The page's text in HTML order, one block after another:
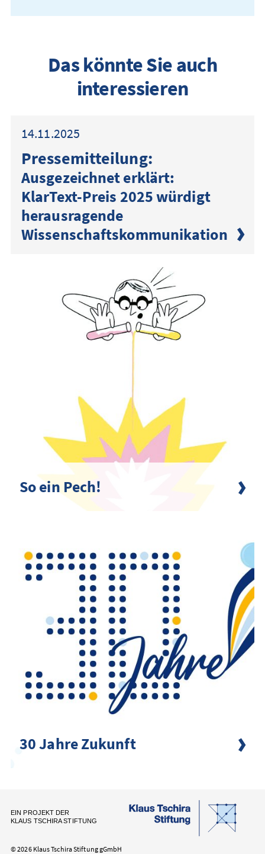
Das könnte Sie auch
interessieren
14.11.2025
Presse­mitteilung:
Ausgezeichnet erklärt:
KlarText-Preis 2025 würdigt
herausragende
Wissenschaftskommunikation
So ein Pech!
30 Jahre Zukunft
EIN PROJEKT DER
KLAUS TSCHIRA STIFTUNG
© 2026 Klaus Tschira Stiftung gGmbH